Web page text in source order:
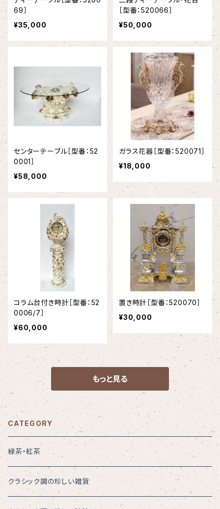
69］
¥35,000
［型番：520066］
¥50,000
センターテーブル［型番：52
0001］
¥58,000
ガラス花器［型番：520071］
¥18,000
コラム台付き時計［型番：52
0006/7］
¥60,000
置き時計［型番：520070］
¥30,000
もっと見る
CATEGORY
緑茶・紅茶
クラシック調の珍しい雑貨